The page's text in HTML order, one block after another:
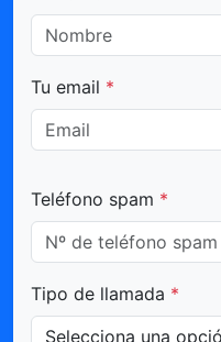
Tu email *
Teléfono spam *
Tipo de llamada *